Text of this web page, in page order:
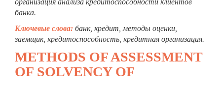
организация анализа кредитоспособности клиентов
банка.
Ключевые слова: банк, кредит, методы оценки,
заемщик, кредитоспособность, кредитная организация.
METHODS OF ASSESSMENT
OF SOLVENCY OF